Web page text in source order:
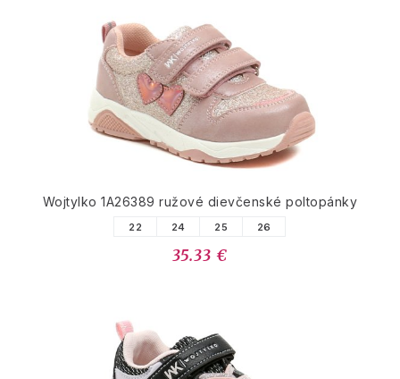
Wojtylko 1A26389 ružové dievčenské poltopánky
22 24 25 26
35.33 €